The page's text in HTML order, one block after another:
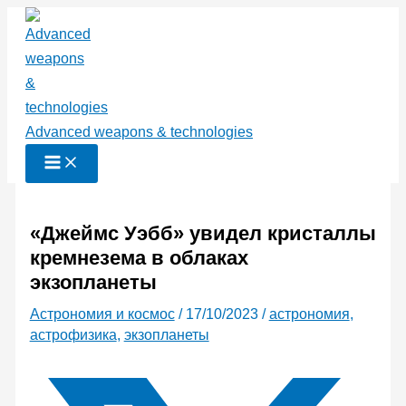
Перейти
содержимому
Advanced weapons & technologies
«Джеймс Уэбб» увидел кристаллы
кремнезема в облаках
экзопланеты
Астрономия и космос/ 17/10/2023 /астрономия,
астрофизика, экзопланеты